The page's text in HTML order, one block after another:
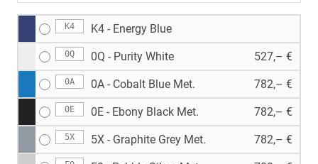
K4 K4 - Energy Blue
0Q 0Q - Purity White 527,– €
0A 0A - Cobalt Blue Met. 782,– €
0E 0E - Ebony Black Met. 782,– €
5X 5X - Graphite Grey Met. 782,– €